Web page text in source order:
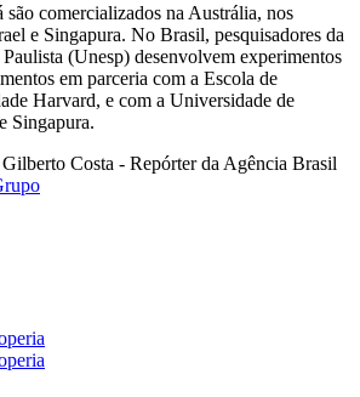
são comercializados na Austrália, nos
e Singapura. No Brasil, pesquisadores da
(Unesp) desenvolvem experimentos
em parceria com a Escola de
Harvard, e com a Universidade de
Singapura.
Gilberto Costa - Repórter da Agência Brasil